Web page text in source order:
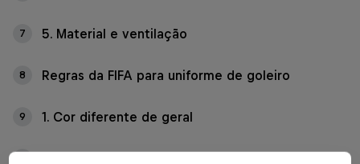
7 5. Material e ventilação
8 Regras da FIFA para uniforme de goleiro
9 1. Cor diferente de geral